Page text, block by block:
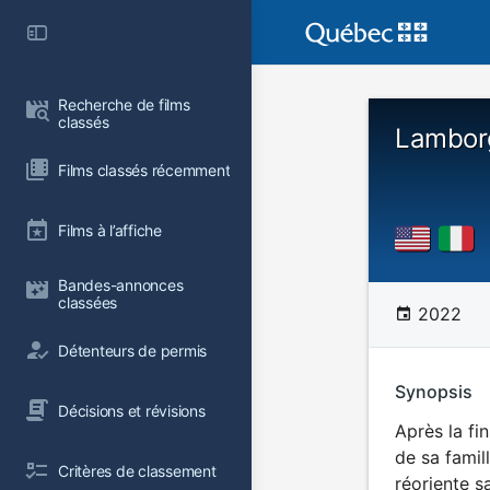
Recherche de films
classés
Films classés récemment
Films à l’affiche
Bandes-annonces
classées
Détenteurs de permis
Décisions et révisions
Critères de classement
2022
Synopsis
Après la
de sa
réoriente